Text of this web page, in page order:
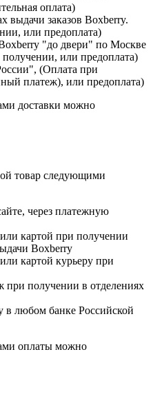
оплата)
выдачи заказов Boxberry.
или предоплата)
"до двери" по Москве
или предоплата)
(Оплата при
платеж), или предоплата)
доставки можно
товар следующими
через платежную
картой при получении
Boxberry
картой курьеру при
получении в отделениях
в любом банке Российской
оплаты можно